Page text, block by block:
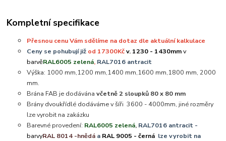
Kompletní specifikace
Přesnou cenu Vám sdělíme na dotaz dle aktuální kalkulace
Ceny se pohubují již od 17300Kčv. 1230 - 1430mmv
barvěRAL6005 zelená, RAL7016 antracit
Výška: 1000 mm,1200 mm,1400 mm,1600 mm,1800 mm, 2000
mm.
Brána FAB je dodávánavčetně 2 sloupků 80 x 80 mm
Brány dvoukřídlé dodáváme v šíři 3600 - 4000mm, jiné rozměry
lze vyrobit na zakázku
Barevné provedení: RAL6005 zelená, RAL7016 antracit -
barvyRAL 8014 -hnědá a RAL 9005 - černá lze vyrobit na